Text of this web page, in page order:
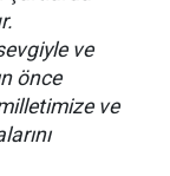
ve
önce
ve